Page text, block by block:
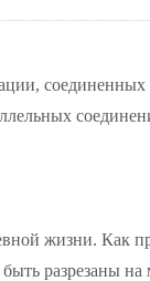
жизни. Как
разрезаны